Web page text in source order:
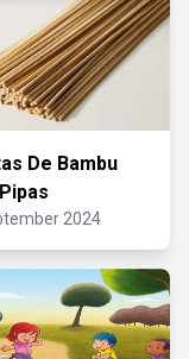
De Bambu
2024